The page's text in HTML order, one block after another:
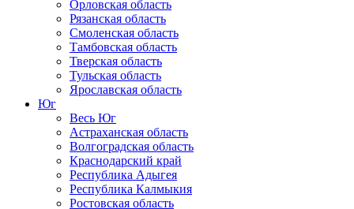
Орловская область
Рязанская область
Смоленская область
Тамбовская область
Тверская область
Тульская область
Ярославская область
Юг
Весь Юг
Астраханская область
Волгоградская область
Краснодарский край
Республика Адыгея
Республика Калмыкия
Ростовская область